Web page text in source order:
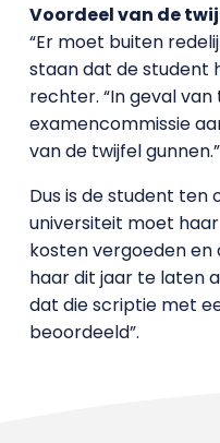
Voordeel van de
“Er moet buiten
staan dat de student
rechter. “In geval
examencommissie
van de twijfel gunnen.”
Dus is de student
universiteit moet
kosten vergoeden
haar dit jaar te laten
dat die scriptie met
beoordeeld”.